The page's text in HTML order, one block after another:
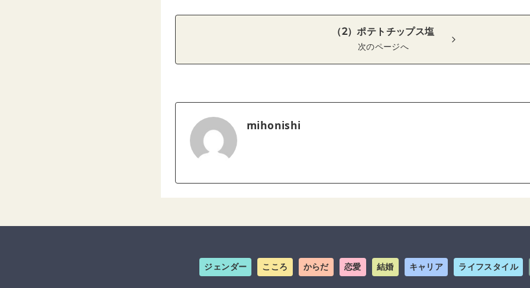
（2）ポテトチップス塩
次のページへ
mihonishi
ジェンダー こころ からだ 恋愛 結婚 キャリア ライフスタイル